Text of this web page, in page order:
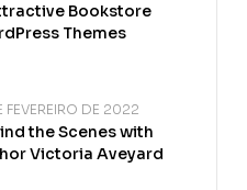
Bookstore
Themes
FEVEREIRO DE 2022
the Scenes with
Victoria Aveyard